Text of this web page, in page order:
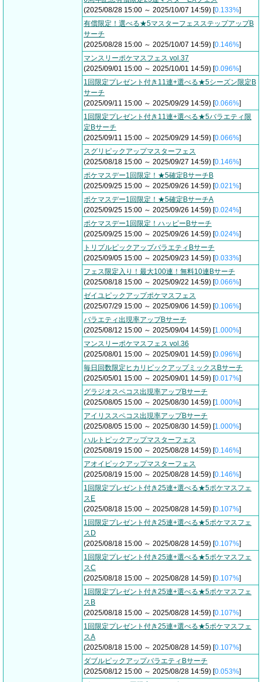
(2025/08/28 15:00 ～ 2025/10/07 14:59) [0.133%]
有償限定！選べる★5マスターフェスステップアップB
サーチ
(2025/08/28 15:00 ～ 2025/10/07 14:59) [0.146%]
マンスリーポケマスフェス vol.37
(2025/09/01 15:00 ～ 2025/10/01 14:59) [0.096%]
1回限定プレゼント付き11連+選べる★5シーズン限定B
サーチ
(2025/09/11 15:00 ～ 2025/09/29 14:59) [0.066%]
1回限定プレゼント付き11連+選べる★5バラエティ限
定Bサーチ
(2025/09/11 15:00 ～ 2025/09/29 14:59) [0.066%]
スグリピックアップマスターフェス
(2025/08/18 15:00 ～ 2025/09/27 14:59) [0.146%]
ポケマスデー1回限定！★5確定BサーチB
(2025/09/25 15:00 ～ 2025/09/26 14:59) [0.021%]
ポケマスデー1回限定！★5確定BサーチA
(2025/09/25 15:00 ～ 2025/09/26 14:59) [0.024%]
ポケマスデー1回限定！ハッピーBサーチ
(2025/09/25 15:00 ～ 2025/09/26 14:59) [0.024%]
トリプルピックアップバラエティBサーチ
(2025/09/05 15:00 ～ 2025/09/23 14:59) [0.033%]
フェス限定入り！最大100連！無料10連Bサーチ
(2025/08/18 15:00 ～ 2025/09/22 14:59) [0.066%]
ゼイユピックアップポケマスフェス
(2025/07/29 15:00 ～ 2025/09/06 14:59) [0.106%]
バラエティ出現率アップBサーチ
(2025/08/12 15:00 ～ 2025/09/04 14:59) [1.000%]
マンスリーポケマスフェス vol.36
(2025/08/01 15:00 ～ 2025/09/01 14:59) [0.096%]
毎日回数限定ヒカリピックアップミックスBサーチ
(2025/05/01 15:00 ～ 2025/09/01 14:59) [0.017%]
グラジオスペコス出現率アップBサーチ
(2025/08/05 15:00 ～ 2025/08/30 14:59) [1.000%]
アイリススペコス出現率アップBサーチ
(2025/08/05 15:00 ～ 2025/08/30 14:59) [1.000%]
ハルトピックアップマスターフェス
(2025/08/19 15:00 ～ 2025/08/28 14:59) [0.146%]
アオイピックアップマスターフェス
(2025/08/19 15:00 ～ 2025/08/28 14:59) [0.146%]
1回限定プレゼント付き25連+選べる★5ポケマスフェ
スE
(2025/08/18 15:00 ～ 2025/08/28 14:59) [0.107%]
1回限定プレゼント付き25連+選べる★5ポケマスフェ
スD
(2025/08/18 15:00 ～ 2025/08/28 14:59) [0.107%]
1回限定プレゼント付き25連+選べる★5ポケマスフェ
スC
(2025/08/18 15:00 ～ 2025/08/28 14:59) [0.107%]
1回限定プレゼント付き25連+選べる★5ポケマスフェ
スB
(2025/08/18 15:00 ～ 2025/08/28 14:59) [0.107%]
1回限定プレゼント付き25連+選べる★5ポケマスフェ
スA
(2025/08/18 15:00 ～ 2025/08/28 14:59) [0.107%]
ダブルピックアップバラエティBサーチ
(2025/08/12 15:00 ～ 2025/08/28 14:59) [0.053%]